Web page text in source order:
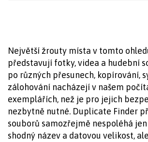
Největší žrouty místa v tomto
představují fotky, videa a hudební
po různých přesunech, kopírování,
zálohování nacházejí v našem
exemplářích, než je pro jejich
nezbytně nutné. Duplicate Finder
souborů samozřejmě nespoléhá
shodný název a datovou velikost,